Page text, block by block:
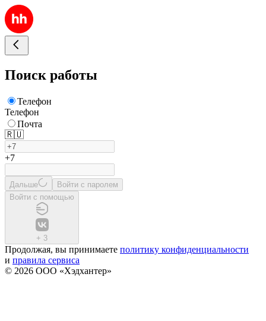
Поиск работы
Телефон
Телефон
Почта
🇷🇺
+7
Дальше
Войти с паролем
Войти с помощью
+ 3
Продолжая, вы принимаете политику конфиденциальности
и правила сервиса
© 2026 ООО «Хэдхантер»